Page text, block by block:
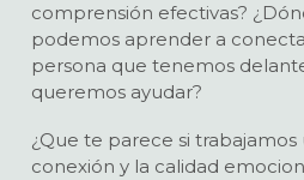
comprensión efectivas?
podemos aprender a
persona que tenemos
queremos ayudar?
¿Que te parece si
conexión y la calidad